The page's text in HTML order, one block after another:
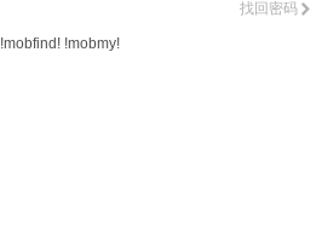
找回密码
!mobfind! !mobmy!